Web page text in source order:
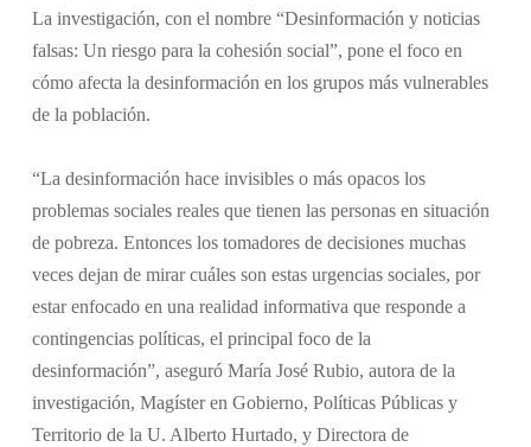
La investigación, con el nombre “Desinformación y noticias
falsas: Un riesgo para la cohesión social”, pone el foco en
cómo afecta la desinformación en los grupos más vulnerables
de la población.
“La desinformación hace invisibles o más opacos los
problemas sociales reales que tienen las personas en situación
de pobreza. Entonces los tomadores de decisiones muchas
veces dejan de mirar cuáles son estas urgencias sociales, por
estar enfocado en una realidad informativa que responde a
contingencias políticas, el principal foco de la
desinformación”, aseguró María José Rubio, autora de la
investigación, Magíster en Gobierno, Políticas Públicas y
Territorio de la U. Alberto Hurtado, y Directora de